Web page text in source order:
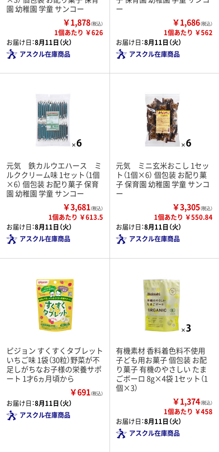
園 幼稚園 学童 サンコー
￥1,878（税込）
1個あたり ￥626
お届け日：8月11日（火）
アスクル在庫商品
ー
￥1,686（税込）
1個あたり ￥562
お届け日：8月11日（火）
アスクル在庫商品
元気 鉄カルウエハース ミ
ルククリーム味 1セット（1個
×6） 個包装 お配り菓子 保育
園 幼稚園 学童 サンコー
￥3,681（税込）
1個あたり ￥613.5
お届け日：8月11日（火）
アスクル在庫商品
元気 ミニ玄米おこし 1セッ
ト（1個×6） 個包装 お配り菓
子 保育園 幼稚園 学童 サンコ
ー
￥3,305（税込）
1個あたり ￥550.84
お届け日：8月11日（火）
アスクル在庫商品
ピジョン すくすくタブレット
いちご味 1袋（30粒）野菜が不
足しがちなお子様の栄養サポ
ート 1才6ヵ月頃から
￥691（税込）
お届け日：8月11日（火）
アスクル在庫商品
有機素材 香料着色料不使用
子ども用お菓子 個包装 お配
り菓子 有機のやさしい たま
ごボーロ 8g×4袋 1セット（1
個×3）
￥1,374（税込）
1個あたり ￥458
お届け日：8月11日（火）
アスクル在庫商品